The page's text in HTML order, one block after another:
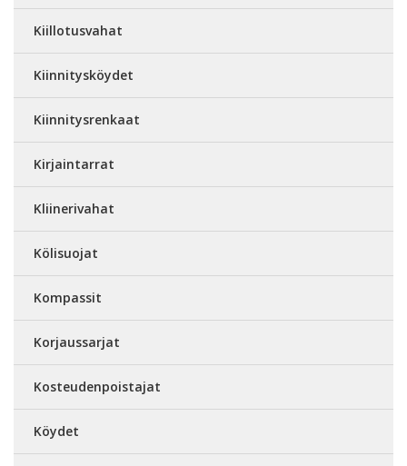
Kiillotusvahat
Kiinnitysköydet
Kiinnitysrenkaat
Kirjaintarrat
Kliinerivahat
Kölisuojat
Kompassit
Korjaussarjat
Kosteudenpoistajat
Köydet